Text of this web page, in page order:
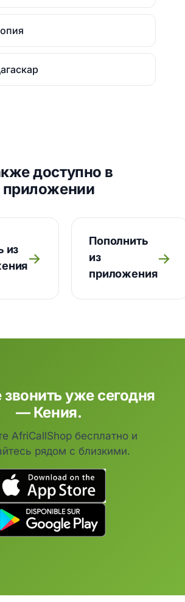
доступно в
приложении
из
→
Пополнить
из
приложения
→
звонить уже сегодня
— Кения.
AfriCallShop бесплатно и
рядом с близкими.